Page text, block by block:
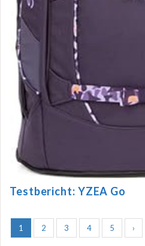
Testbericht: YZEA Go
1 2 3 4 5 ›